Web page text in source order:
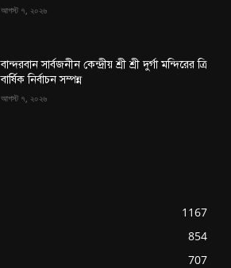
আগস্ট ৭, ২০২৬
বান্দরবান সার্বজনীন কেন্দ্রীয় শ্রী শ্রী দুর্গা মন্দিরের ত্রি
বার্ষিক নির্বাচন সম্পন্ন
আগস্ট ৭, ২০২৬
1167
854
707